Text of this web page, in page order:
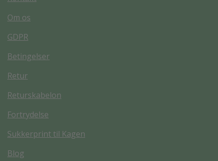
Om os
GDPR
Betingelser
Retur
Returskabelon
Fortrydelse
Sukkerprint til Kagen
Blog